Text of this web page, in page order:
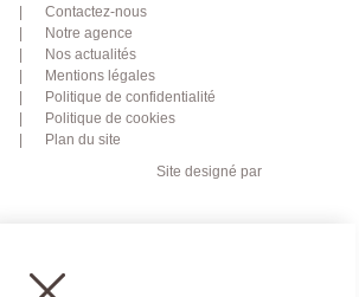
Contactez-nous
Notre agence
Nos actualités
Mentions légales
Politique de confidentialité
Politique de cookies
Plan du site
Site designé par